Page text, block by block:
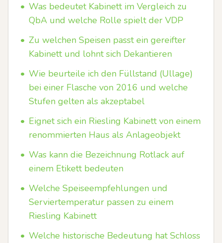
• Was bedeutet Kabinett im Vergleich zu
QbA und welche Rolle spielt der VDP
• Zu welchen Speisen passt ein gereifter
Kabinett und lohnt sich Dekantieren
• Wie beurteile ich den Füllstand (Ullage)
bei einer Flasche von 2016 und welche
Stufen gelten als akzeptabel
• Eignet sich ein Riesling Kabinett von einem
renommierten Haus als Anlageobjekt
• Was kann die Bezeichnung Rotlack auf
einem Etikett bedeuten
• Welche Speiseempfehlungen und
Serviertemperatur passen zu einem
Riesling Kabinett
• Welche historische Bedeutung hat Schloss